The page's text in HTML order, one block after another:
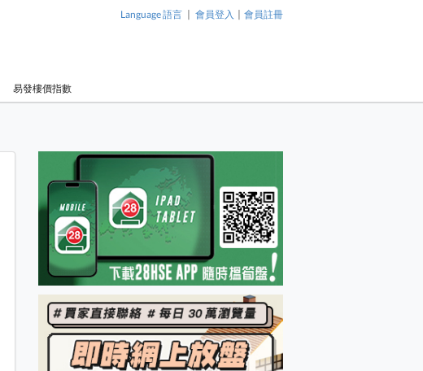
Language 語言 | 會員登入 | 會員註冊
易發樓價指數